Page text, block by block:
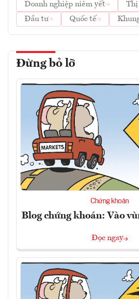
Doanh nghiệp niêm yết
Thị
Đầu tư
Quốc tế
Đừng bỏ lỡ
Chứng khoán
Blog chứng khoán: Vào
Đọc ngay